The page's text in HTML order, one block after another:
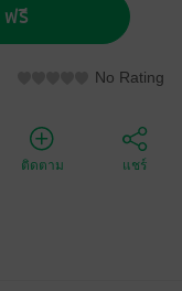
ฟรี
No Rating
ติดตาม แชร์